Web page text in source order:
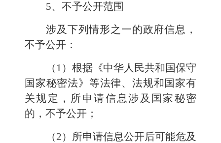
5、不予公开范围
涉及下列情形之一的政府信息，
不予公开：
（1）根据《中华人民共和国保守
国家秘密法》等法律、法规和国家有
关规定，所申请信息涉及国家秘密
的，不予公开；
（2）所申请信息公开后可能危及